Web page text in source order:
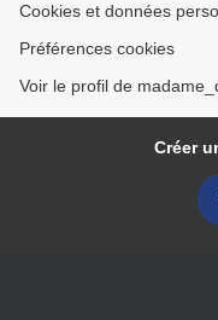
Cookies et données
Préférences cookies
Voir le profil de
Créer